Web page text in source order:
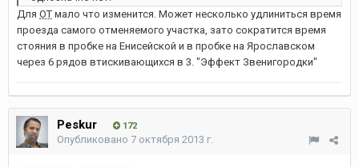
Для ОТ мало что изменится. Может несколько удлиниться время
проезда самого отменяемого участка, зато сократится время
стояния в пробке на Енисейской и в пробке на Ярославском
через 6 рядов втискивающихся в 3. "Эффект Звенигородки"
Peskur 172
Опубликовано 7 октября 2013 г.